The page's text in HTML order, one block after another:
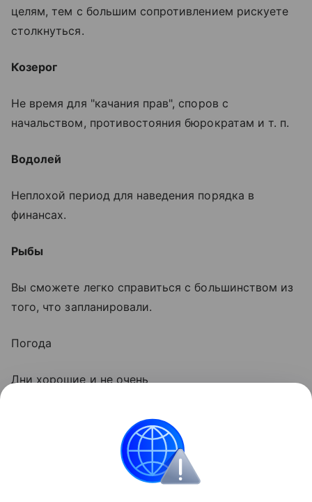
целям, тем с большим сопротивлением рискуете
столкнуться.
Козерог
Не время для "качания прав", споров с
начальством, противостояния бюрократам и т. п.
Водолей
Неплохой период для наведения порядка в
финансах.
Рыбы
Вы сможете легко справиться с большинством из
того, что запланировали.
Погода
Дни хорошие и не очень
По прогнозу Лаборатории солнечной астрономии
РАН и ИСЗФ, возможно возмущение магнитосферы
6 августа. Слабые магнитные бури - 5-7 августа.
Благоприятные дни (по данным астрологов): 15.